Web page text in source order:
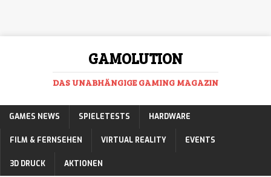
GAMOLUTION
DAS UNABHÄNGIGE GAMING MAGAZIN
GAMES NEWS SPIELETESTS HARDWARE
FILM & FERNSEHEN VIRTUAL REALITY EVENTS
3D DRUCK AKTIONEN